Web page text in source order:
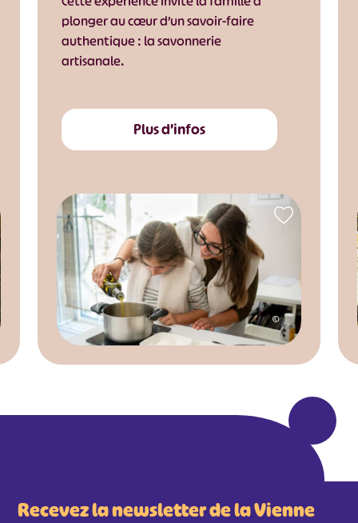
plonger au cœur d’un savoir-faire
authentique : la savonnerie
artisanale.
Plus d’infos
©
Recevez la newsletter de la Vienne